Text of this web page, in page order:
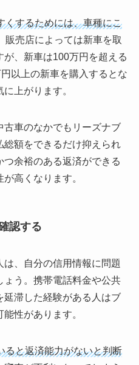
くするためには、車種にこ
販売店によっては新車を取
が、新車は100万円を超える
以上の新車を購入するとな
上がります。
古車のなかでもリーズナブ
総額をできるだけ抑えられ
余裕のある返済ができる
高くなります。
認する
、自分の信用情報に問題
ょう。携帯電話料金や公共
滞した経験がある人はブ
性があります。
ると返済能力がないと判断